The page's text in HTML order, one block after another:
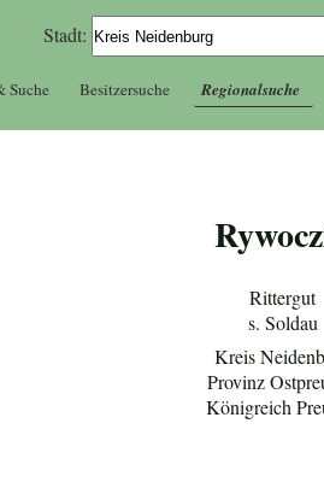
Stadt:
Suche Besitzersuche Regionalsuche
Rittergut
s. Soldau
Kreis
Provinz
Königreich